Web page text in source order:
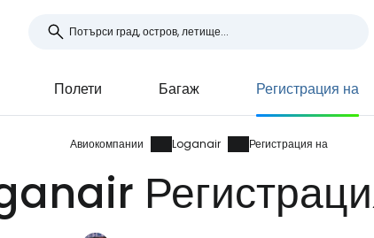
Полети Багаж Регистрация на
Авиокомпании Loganair Регистрация на